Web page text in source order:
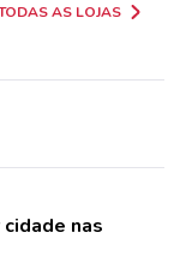
AS LOJAS
nas